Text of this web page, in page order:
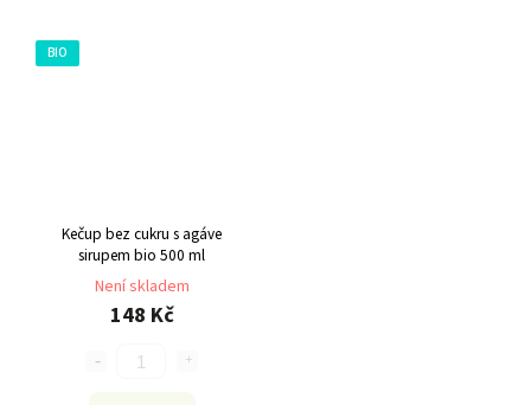
BIO
Kečup bez cukru s agáve
sirupem bio 500 ml
Není skladem
148 Kč